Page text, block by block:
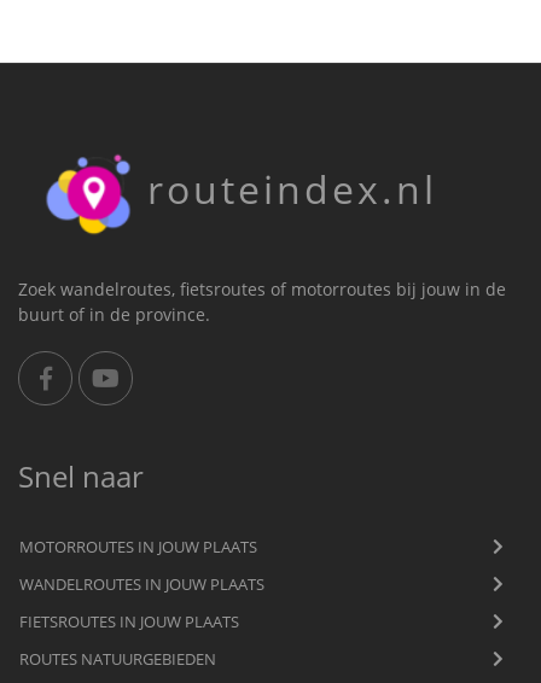
routeindex.nl
Zoek wandelroutes, fietsroutes of motorroutes bij jouw in de
buurt of in de province.
Snel naar
MOTORROUTES IN JOUW PLAATS
WANDELROUTES IN JOUW PLAATS
FIETSROUTES IN JOUW PLAATS
ROUTES NATUURGEBIEDEN